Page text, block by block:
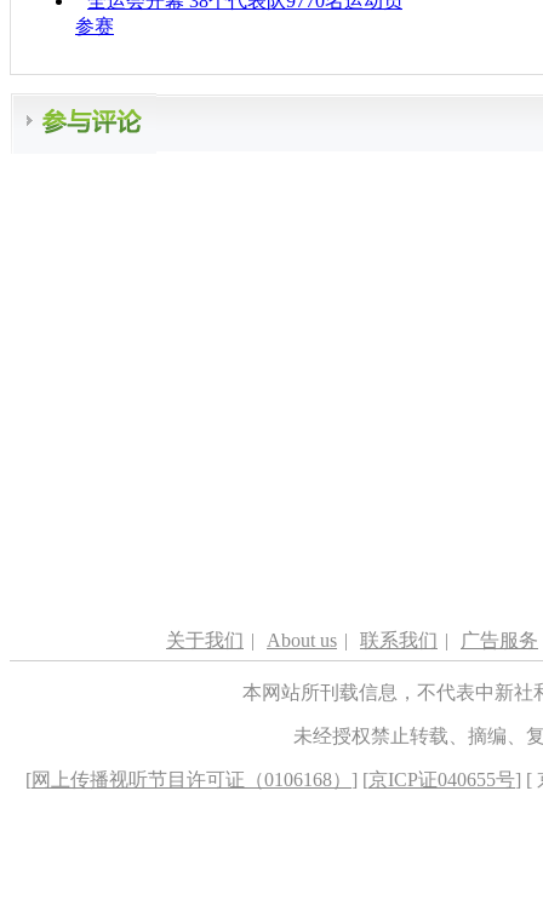
参赛
关于我们 | About us | 联系我们 | 广告服务
本网站所刊载信息，不代表中新
未经授权禁止转载、摘编、
[网上传播视听节目许可证（0106168） ] [京ICP证040655号] [